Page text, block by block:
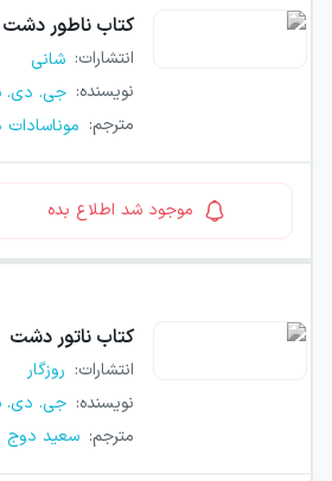
کتاب ناطور دشت
انتشارات: شانی
نویسنده: جی. دی.
مترجم: موناسادات
موجود شد اطلاع بده
کتاب ناتور دشت
انتشارات: روزگار
نویسنده: جی. دی.
مترجم: سعید دوج